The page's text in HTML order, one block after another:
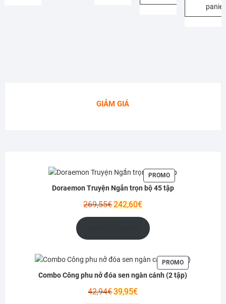
panier
GIẢM GIÁ
PROMOPRODUIT
EN
PROMOTION
Doraemon Truyện Ngắn trọn bộ 45 tập
269,55€Le
242,60€Le
actuel
est :
PROMOPRODUIT
EN
PROMOTION
Combo Công phu nở đóa sen ngàn cánh (2 tập)
42,94€Le
39,95€Le